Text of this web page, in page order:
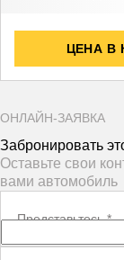
ЦЕНА В
ОНЛАЙН-ЗАЯВКА
Забронировать
Оставьте свои
вами автомобиль
Представьтесь*